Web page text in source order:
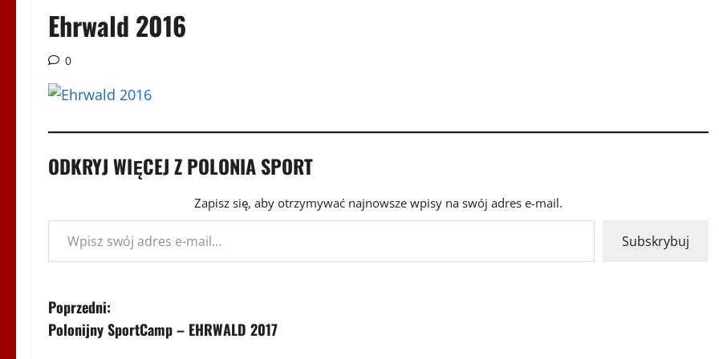
Ehrwald 2016
0
ODKRYJ WIĘCEJ Z POLONIA SPORT
Zapisz się, aby otrzymywać najnowsze wpisy na swój adres e-mail.
Wpisz swój adres e-mail…
Subskrybuj
Z
o
Poprzedni:
Polonijny SportCamp – EHRWALD 2017